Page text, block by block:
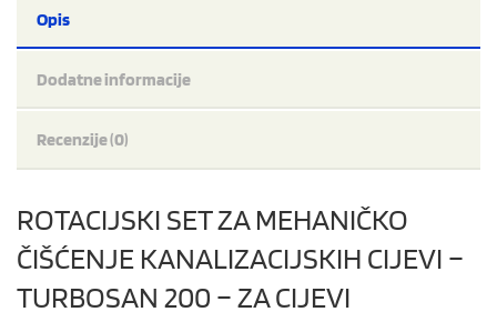
Opis
Dodatne informacije
Recenzije (0)
ROTACIJSKI SET ZA MEHANIČKO
ČIŠĆENJE KANALIZACIJSKIH CIJEVI –
TURBOSAN 200 – ZA CIJEVI